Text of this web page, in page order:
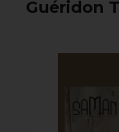
Guéridon